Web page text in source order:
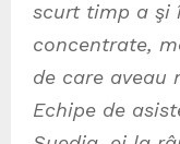
scurt timp a şi
concentrate,
de care aveau
Echipe de